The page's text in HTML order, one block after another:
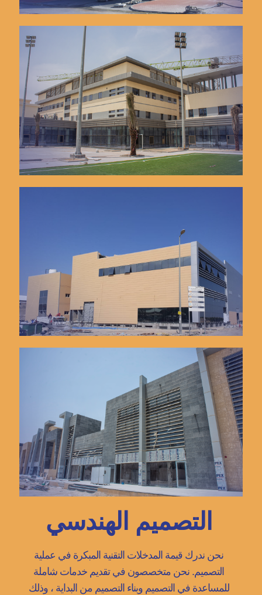
التصميم الهندسي
نحن ندرك قيمة المدخلات التقنية المبكرة في عملية
التصميم. نحن متخصصون في تقديم خدمات شاملة
للمساعدة في التصميم وبناء التصميم من البداية ، وذلك